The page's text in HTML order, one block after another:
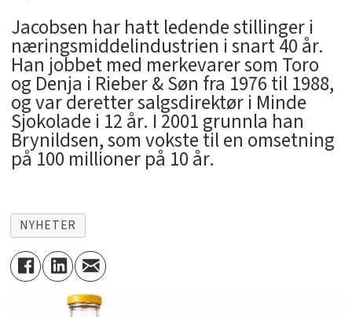
Jacobsen har hatt ledende stillinger i
næringsmiddelindustrien i snart 40 år.
Han jobbet med merkevarer som Toro
og Denja i Rieber & Søn fra 1976 til 1988,
og var deretter salgsdirektør i Minde
Sjokolade i 12 år. I 2001 grunnla han
Brynildsen, som vokste til en omsetning
på 100 millioner på 10 år.
NYHETER